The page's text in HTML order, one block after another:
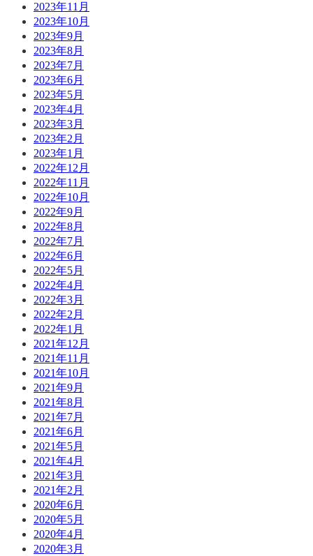
2023年11月
2023年10月
2023年9月
2023年8月
2023年7月
2023年6月
2023年5月
2023年4月
2023年3月
2023年2月
2023年1月
2022年12月
2022年11月
2022年10月
2022年9月
2022年8月
2022年7月
2022年6月
2022年5月
2022年4月
2022年3月
2022年2月
2022年1月
2021年12月
2021年11月
2021年10月
2021年9月
2021年8月
2021年7月
2021年6月
2021年5月
2021年4月
2021年3月
2021年2月
2020年6月
2020年5月
2020年4月
2020年3月